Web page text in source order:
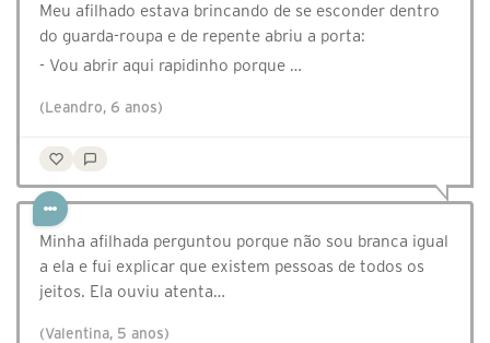
Meu afilhado estava brincando de se esconder dentro
do guarda-roupa e de repente abriu a porta:
- Vou abrir aqui rapidinho porque …
(Leandro, 6 anos)
Minha afilhada perguntou porque não sou branca igual
a ela e fui explicar que existem pessoas de todos os
jeitos. Ela ouviu atenta…
(Valentina, 5 anos)